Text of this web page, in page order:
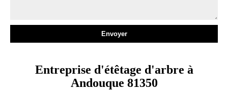
Entreprise d'étêtage d'arbre à
Andouque 81350